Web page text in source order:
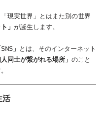
現実世界」とはまた別の世界
」 が誕生します。
SNS」 とは、そのインターネット
人同士が繋がれる場所」 のこと
活